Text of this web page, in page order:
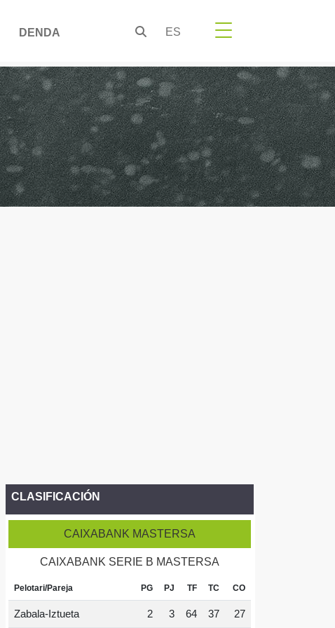
DENDA ES
CLASIFICACIÓN
CAIXABANK MASTERSA
CAIXABANK SERIE B MASTERSA
Pelotari/Pareja PG PJ TF TC CO
Zabala-Iztueta 2 3 64 37 27